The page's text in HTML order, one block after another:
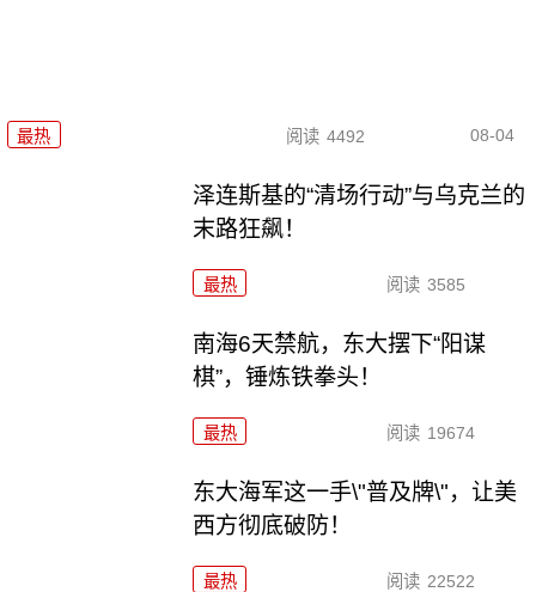
最热 阅读 4492 08-04
泽连斯基的“清场行动”与乌克兰的
末路狂飙！
最热 阅读 3585
南海6天禁航，东大摆下“阳谋
棋”，锤炼铁拳头！
最热 阅读 19674
东大海军这一手\"普及牌\"，让美
西方彻底破防！
最热 阅读 22522